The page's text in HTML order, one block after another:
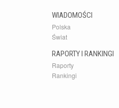
WIADOMOŚCI
Polska
Świat
RAPORTY I RANKINGI
Raporty
Rankingi